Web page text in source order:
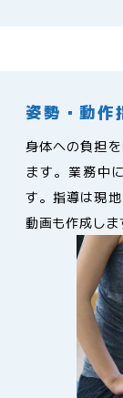
姿勢・動作
身体への負担
ます。業務中
す。指導は現
動画も作成しま